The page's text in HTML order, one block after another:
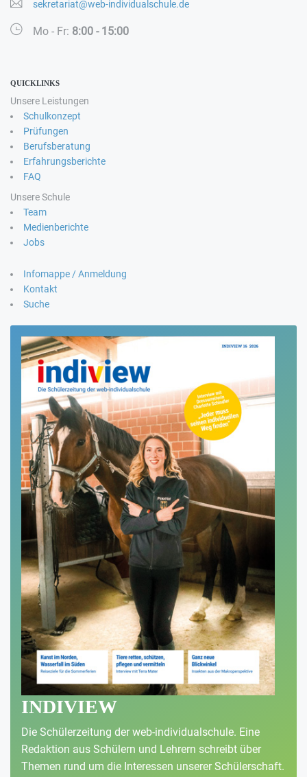
sekretariat@web-individualschule.de
Mo - Fr: 8:00 - 15:00
QUICKLINKS
Unsere Leistungen
Schulkonzept
Prüfungen
Berufsberatung
Erfahrungsberichte
FAQ
Unsere Schule
Team
Medienberichte
Jobs
Infomappe / Anmeldung
Kontakt
Suche
INDIVIEW
Die Schülerzeitung der web-individualschule. Eine
Redaktion aus Schülern und Lehrern schreibt über
Themen rund um die Interessen unserer Schülerschaft.